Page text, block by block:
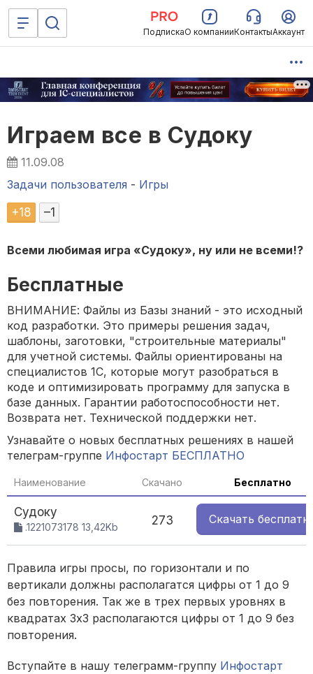
ПодпискаО компанииКонтактыАккаунт
Играем все в Судоку
11.09.08
Задачи пользователя - Игры
+18 –1
Всеми любимая игра «Судоку», ну или не всеми!?
Бесплатные
ВНИМАНИЕ: Файлы из Базы знаний - это исходный
код разработки. Это примеры решения задач,
шаблоны, заготовки, "строительные материалы"
для учетной системы. Файлы ориентированы на
специалистов 1С, которые могут разобраться в
коде и оптимизировать программу для запуска в
базе данных. Гарантии работоспособности нет.
Возврата нет. Технической поддержки нет.
Узнавайте о новых бесплатных решениях в нашей
телеграм-группе Инфостарт БЕСПЛАТНО
Наименование Скачано Бесплатно
Судоку
.1221073178 13,42Kb 273 Скачать
Правила игры просы, по горизонтали и по
вертикали должны располагатся цифры от 1 до 9
без повторения. Так же в трех первых уровнях в
квадратах 3х3 располагаются цифры от 1 до 9 без
повторения.
Вступайте в нашу телеграмм-группу Инфостарт